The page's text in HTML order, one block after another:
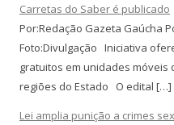
Carretas do Saber é publicado
Por:Redação Gazeta Gaúcha
Foto:Divulgação Iniciativa
gratuitos em unidades
regiões do Estado O edital […]
Lei amplia punição a crimes